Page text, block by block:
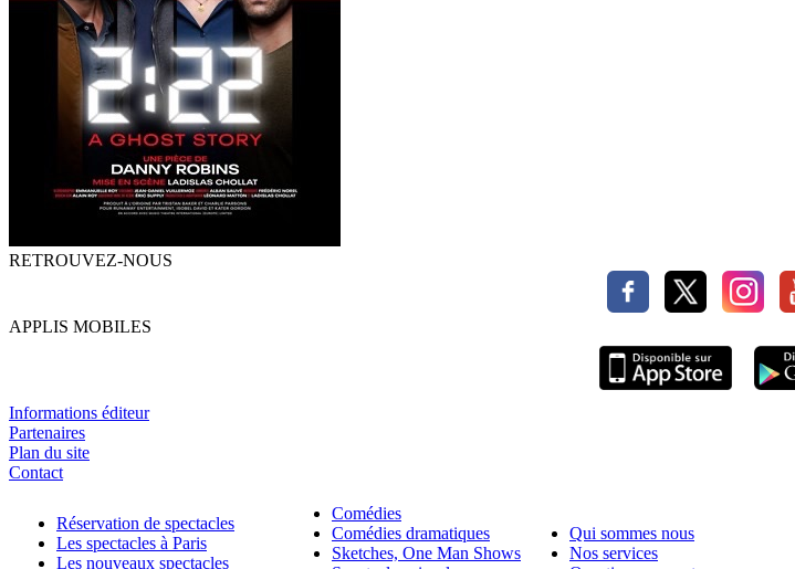
RETROUVEZ-NOUS
APPLIS MOBILES
Informations éditeur
Partenaires
Plan du site
Contact
Réservation de spectacles
Les spectacles à Paris
Les nouveaux spectacles
Comédies
Comédies dramatiques
Sketches, One Man Shows
Qui sommes nous
Nos services